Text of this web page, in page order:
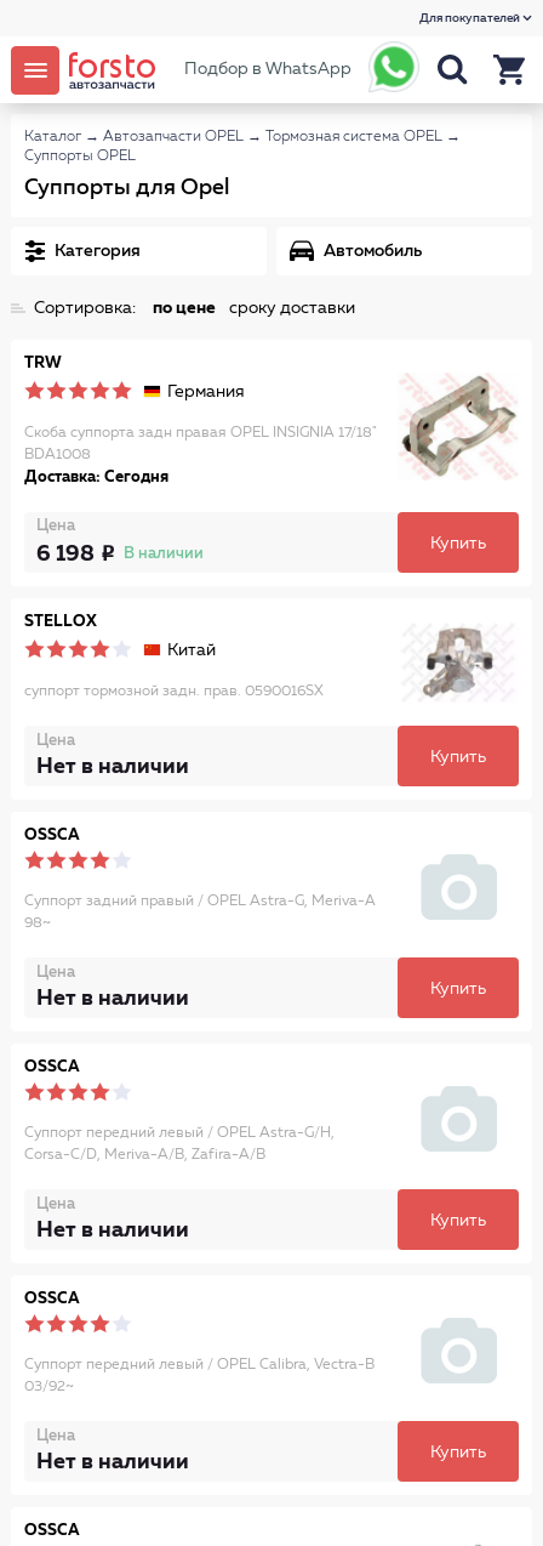
Для покупателей
Подбор в WhatsApp
Каталог → Автозапчасти OPEL → Тормозная система OPEL →
Суппорты OPEL
Суппорты для Opel
Категория Автомобиль
Сортировка: по цене сроку доставки
TRW
Германия
Скоба суппорта задн правая OPEL INSIGNIA 17/18"
BDA1008
Доставка: Сегодня
Цена
6 198 В наличии
Купить
STELLOX
Китай
суппорт тормозной задн. прав. 0590016SX
Цена
Нет в наличии Купить
OSSCA
Суппорт задний правый / OPEL Astra-G, Meriva-A
98~
Цена
Нет в наличии Купить
OSSCA
Суппорт передний левый / OPEL Astra-G/H,
Corsa-C/D, Meriva-A/B, Zafira-A/B
Цена
Нет в наличии Купить
OSSCA
Суппорт передний левый / OPEL Calibra, Vectra-B
03/92~
Цена
Нет в наличии Купить
OSSCA